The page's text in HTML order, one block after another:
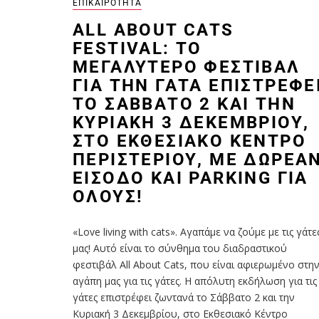
ΕΠΙΚΑΙΡΌΤΗΤΑ
ALL ABOUT CATS
FESTIVAL: ΤΟ
ΜΕΓΑΛΎΤΕΡΟ ΦΕΣΤΙΒΆΛ
ΓΙΑ ΤΗΝ ΓΆΤΑ
ΤΟ ΣΆΒΒΑΤΟ 2 ΚΑΙ ΤΗΝ
ΚΥΡΙΑΚΉ 3 ΔΕΚΕΜΒΡΊΟΥ,
ΣΤΟ ΕΚΘΕΣΙΑΚΌ ΚΈΝΤΡΟ
ΠΕΡΙΣΤΕΡΊΟΥ, ΜΕ ΔΩΡΕΆΝ
ΕΊΣΟΔΟ ΚΑΙ PARKING ΓΙΑ
ΌΛΟΥΣ!
«Love living with cats». Αγαπάμε να ζούμε με τις
μας! Αυτό είναι το σύνθημα του διαδραστικού
φεστιβάλ All About Cats, που είναι αφιερωμένο στην
αγάπη μας για τις γάτες. Η απόλυτη εκδήλωση για τις
γάτες επιστρέφει ζωντανά το Σάββατο 2 και την
Κυριακή 3 Δεκεμβρίου, στο Εκθεσιακό Κέντρο